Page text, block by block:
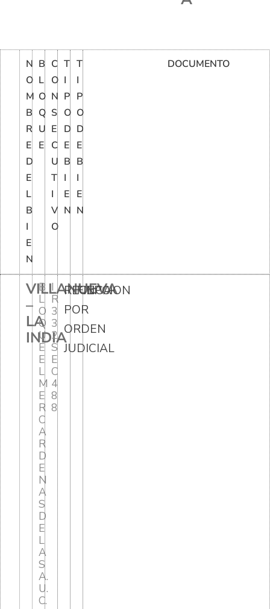
N
O
M
B
R
E
D
E
L
B
I
E
N
B
L
O
Q
U
E
C
O
N
S
E
C
U
T
I
V
O
T
I
P
O
D
E
B
I
E
N
T
I
P
O
D
E
B
I
E
N
DOCUMENTO
VILLANUEVA
–
LA
INDIA
B
L
O
Q
U
E
E
L
M
E
R
C
A
R
D
E
N
A
S
D
E
L
A
S
A.
U.
C.
I
R
3
3
2
S
E
C
4
8
8
RECEPCION
POR
ORDEN
JUDICIAL
FINCA